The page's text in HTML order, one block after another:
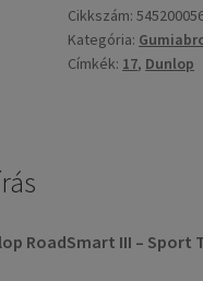
ZR
17
73W
Cikkszám:
Kategória:
Címkék: 17, Dunlop
RoadSmart III – Sport